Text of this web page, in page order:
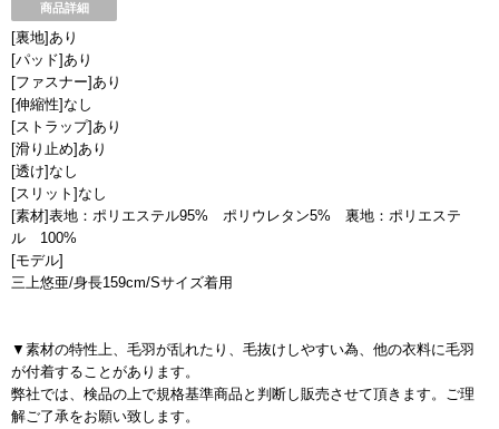
商品詳細
[裏地]あり
[パッド]あり
[ファスナー]あり
[伸縮性]なし
[ストラップ]あり
[滑り止め]あり
[透け]なし
[スリット]なし
[素材]表地：ポリエステル95% ポリウレタン5% 裏地：ポリエステ
ル 100%
[モデル]
三上悠亜/身長159cm/Sサイズ着用
▼素材の特性上、毛羽が乱れたり、毛抜けしやすい為、他の衣料に毛羽
が付着することがあります。
弊社では、検品の上で規格基準商品と判断し販売させて頂きます。ご理
解ご了承をお願い致します。